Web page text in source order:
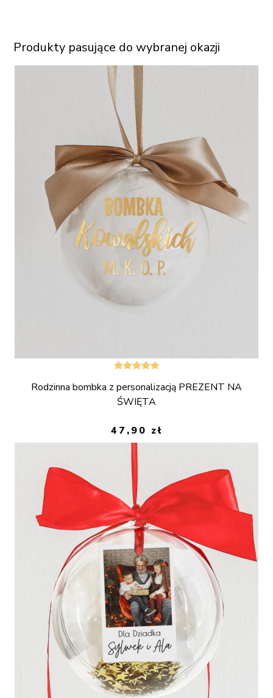
Produkty pasujące do wybranej okazji
5.00na 5
Rodzinna bombka z personalizacją PREZENT NA
ŚWIĘTA
47,90 zł